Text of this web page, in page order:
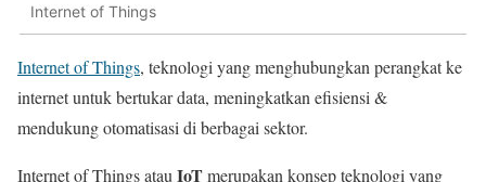
Internet of Things
Internet of Things, teknologi yang menghubungkan perangkat ke
internet untuk bertukar data, meningkatkan efisiensi &
mendukung otomatisasi di berbagai sektor.
Internet of Things atau IoTmerupakan konsep teknologi yang